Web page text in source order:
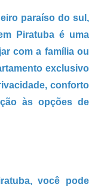
paraíso do sul,
Piratuba é uma
com a família ou
exclusivo
conforto
às opções de
você pode